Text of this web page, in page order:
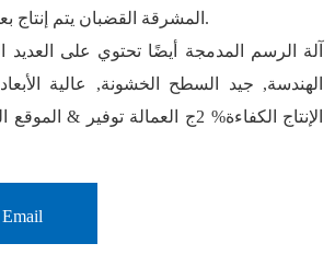
المشرقة القضبان يتم إنتاج بعد استقامة و قطع.
آلة الرسم المدمجة أيضًا تحتوي على العديد
الهندسة, جيد السطح الخشونة, عالية
الإنتاج الكفاءة% 2ج العمالة توفير &
Email